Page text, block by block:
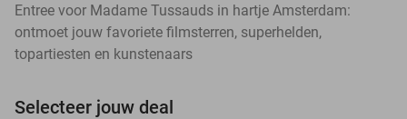
Entree voor Madame Tussauds in hartje Amsterdam:
ontmoet jouw favoriete filmsterren, superhelden,
topartiesten en kunstenaars
Selecteer jouw deal